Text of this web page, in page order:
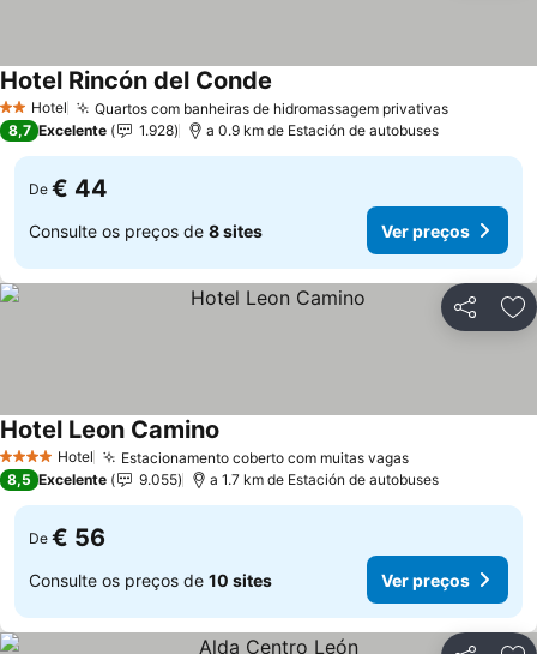
2 Estrelas
Hotel Quartos com banheiras de hidromassagem privativasVer
Hotel Rincón del Conde
8,7 Excelente 1.928 a 0.9 km de Estación de autobuses
De € 44
Consulte os preços de 8 sites Ver preços
Partilhar
4 EstrelasHotel Estacionamento coberto com muitas vagasVer preços
Hotel Leon Camino
8,5 Excelente 9.055 a 1.7 km de Estación de autobuses
De € 56
Consulte os preços de 10 sites Ver preços